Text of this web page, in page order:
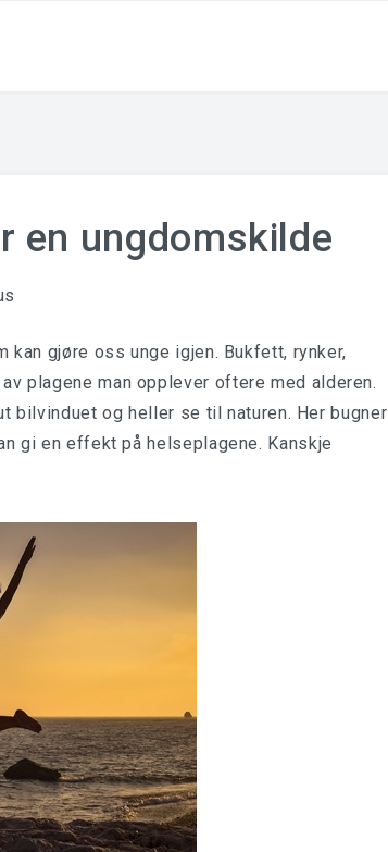
en ungdomskilde
gjøre oss unge igjen. Bukfett, rynker,
plagene man opplever oftere med alderen.
bilvinduet og heller se til naturen. Her bugner
gi en effekt på helseplagene. Kanskje